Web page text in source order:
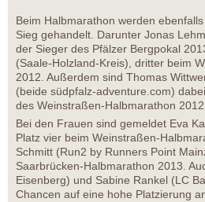
Beim Halbmarathon werden
Sieg gehandelt. Darunter Jonas
der Sieger des Pfälzer Bergpokal
(Saale-Holzland-Kreis), dritter beim
2012. Außerdem sind Thomas
(beide südpfalz-adventure.com)
des Weinstraßen-Halbmarathon
Bei den Frauen sind gemeldet Eva
Platz vier beim Weinstraßen-
Schmitt (Run2 by Runners Point
Saarbrücken-Halbmarathon 2013.
Eisenberg) und Sabine Rankel (LC
Chancen auf eine hohe Platzierung